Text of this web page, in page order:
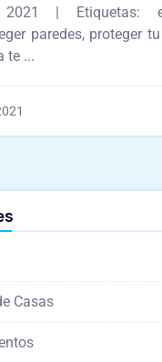
| Etiquetas:
paredes, proteger
te ...
Casas